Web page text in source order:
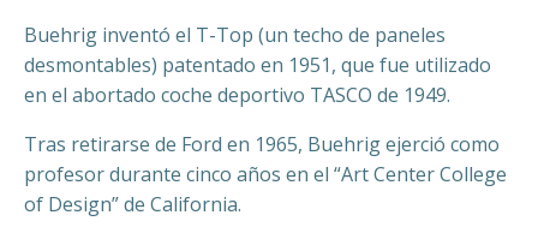
Buehrig inventó el T-Top (un techo de paneles
desmontables) patentado en 1951, que fue utilizado
en el abortado coche deportivo TASCO de 1949.
Tras retirarse de Ford en 1965, Buehrig ejerció como
profesor durante cinco años en el “Art Center College
of Design” de California.